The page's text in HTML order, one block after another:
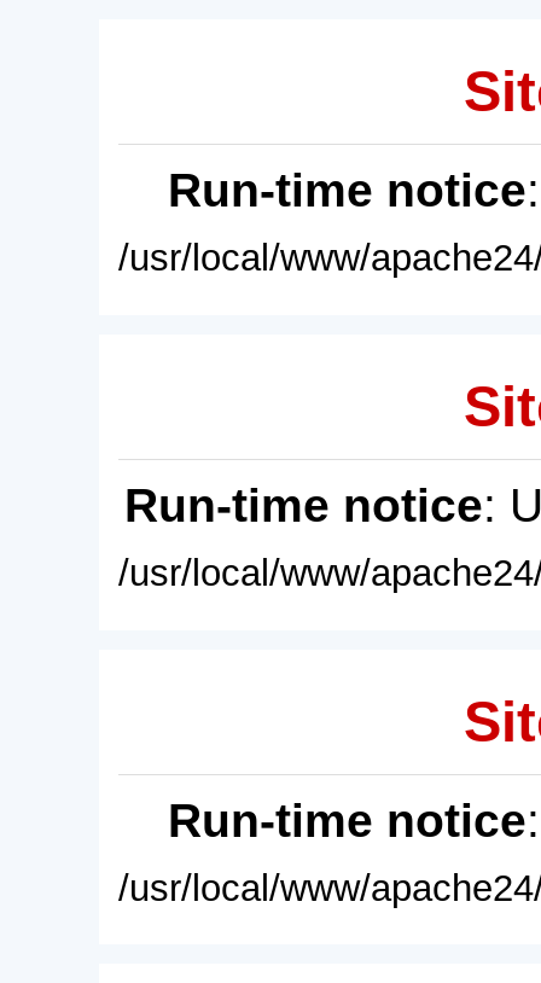
Run-time notice
/usr/local/www/
Run-time notice:
/usr/local/www/
Run-time notice
/usr/local/www/